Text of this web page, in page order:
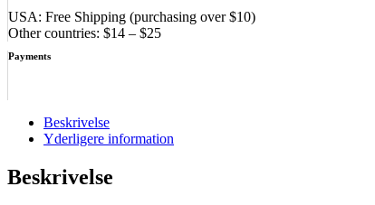
USA: Free Shipping (purchasing over $10)
Other countries: $14 – $25
Payments
Beskrivelse
Yderligere information
Beskrivelse